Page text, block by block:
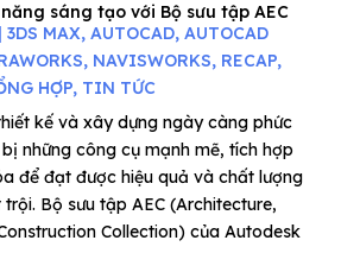
sáng tạo với Bộ sưu tập AEC
3DS MAX, AUTOCAD, AUTOCAD
, NAVISWORKS, RECAP,
HỢP, TIN TỨC
kế và xây dựng ngày càng phức
những công cụ mạnh mẽ, tích hợp
để đạt được hiệu quả và chất lượng
Bộ sưu tập AEC (Architecture,
Collection) của Autodesk